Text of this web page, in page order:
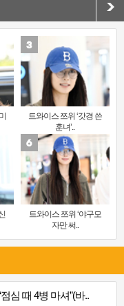
트와이스 쯔위 ‘갓경 쓴
훈녀’..
트와이스 쯔위 ‘야구모
자만 써..
심 때 4병 마셔”(바..